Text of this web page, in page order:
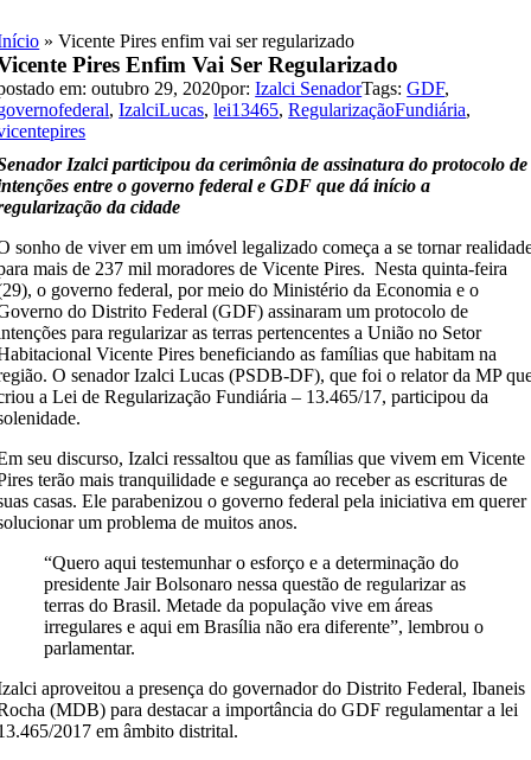
to
content
»Vicente Pires enfim vai ser regularizado
Pires Enfim Vai Ser Regularizado
em: outubro 29, 2020por:Izalci SenadorTags:GDF,
,IzalciLucas,lei13465,RegularizaçãoFundiária,
Izalci participou da cerimônia de assinatura do protocolo de
entre o governo federal e GDF que dá início a
da cidade
sonho de viver em um imóvel legalizado começa a se tornar
mais de 237 mil moradores de Vicente Pires. Nesta quinta-feira
o governo federal, por meio do Ministério da Economia e o
do Distrito Federal (GDF) assinaram um protocolo de
para regularizar as terras pertencentes a União no Setor
Vicente Pires beneficiando as famílias que habitam na
O senador Izalci Lucas (PSDB-DF), que foi o relator da MP
a Lei de Regularização Fundiária – 13.465/17, participou da
seu discurso, Izalci ressaltou que as famílias que vivem em Vicente
terão mais tranquilidade e segurança ao receber as escrituras de
casas. Ele parabenizou o governo federal pela iniciativa em querer
um problema de muitos anos.
“Quero aqui testemunhar o esforço e a determinação do
presidente Jair Bolsonaro nessa questão de regularizar as
terras do Brasil. Metade da população vive em áreas
irregulares e aqui em Brasília não era diferente”, lembrou o
parlamentar.
aproveitou a presença do governador do Distrito Federal, Ibaneis
(MDB) para destacar a importância do GDF regulamentar a lei
2017 em âmbito distrital.